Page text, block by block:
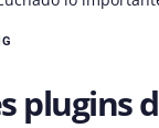
plugins